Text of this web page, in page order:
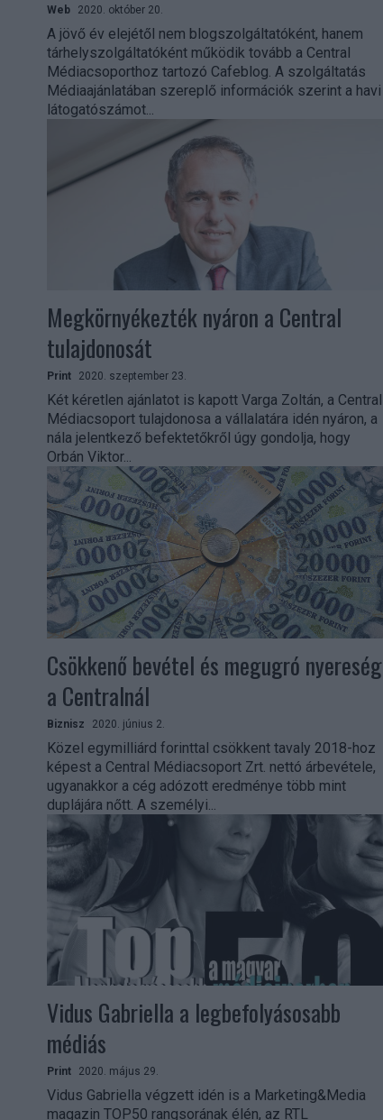
Web 2020. október 20.
A jövő év elejétől nem blogszolgáltatóként, hanem
tárhelyszolgáltatóként működik tovább a Central
Médiacsoporthoz tartozó Cafeblog. A szolgáltatás
Médiaajánlatában szereplő információk szerint a havi
látogatószámot...
Megkörnyékezték nyáron a Central
tulajdonosát
Print 2020. szeptember 23.
Két kéretlen ajánlatot is kapott Varga Zoltán, a Central
Médiacsoport tulajdonosa a vállalatára idén nyáron, a
nála jelentkező befektetőkről úgy gondolja, hogy
Orbán Viktor...
Csökkenő bevétel és megugró nyereség
a Centralnál
Biznisz 2020. június 2.
Közel egymilliárd forinttal csökkent tavaly 2018-hoz
képest a Central Médiacsoport Zrt. nettó árbevétele,
ugyanakkor a cég adózott eredménye több mint
duplájára nőtt. A személyi...
Vidus Gabriella a legbefolyásosabb
médiás
Print 2020. május 29.
Vidus Gabriella végzett idén is a Marketing&Media
magazin TOP50 rangsorának élén, az RTL